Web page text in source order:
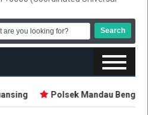
Polsek Mandau